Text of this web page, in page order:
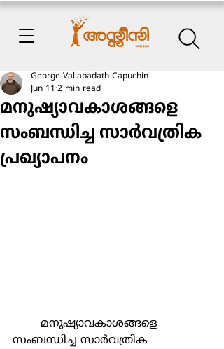
മനുഷ്യാവകാശങ്ങളെ
സംബന്ധിച്ച സാർവത്രിക
പ്രഖ്യാപനം
George Valiapadath Capuchin
Jun 11 2 min read
സംബന്ധിച്ച സാർവത്രിക